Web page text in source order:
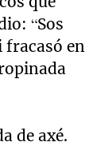
“Sos
fracasó en
de axé.